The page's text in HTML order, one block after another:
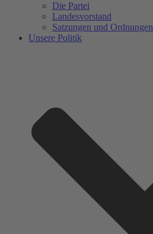
Die Partei
Landesvorstand
Satzungen und Ordnungen
Unsere Politik